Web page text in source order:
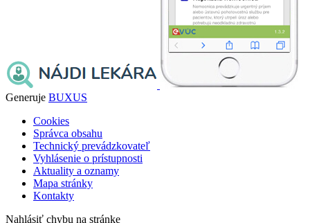
Generuje BUXUS
Cookies
Správca obsahu
Technický prevádzkovateľ
Vyhlásenie o prístupnosti
Aktuality a oznamy
Mapa stránky
Kontakty
Nahlásiť chybu na stránke